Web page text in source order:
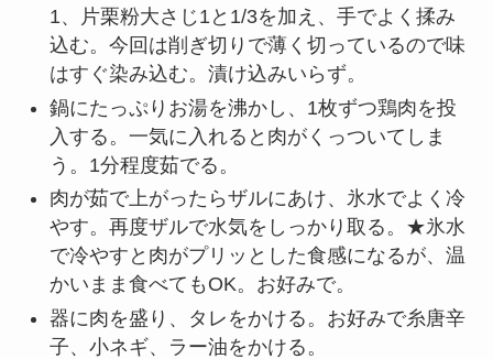
1、片栗粉大さじ1と1/3を加え、手でよく揉み
込む。今回は削ぎ切りで薄く切っているので味
はすぐ染み込む。漬け込みいらず。
鍋にたっぷりお湯を沸かし、1枚ずつ鶏肉を投
入する。一気に入れると肉がくっついてしま
う。1分程度茹でる。
肉が茹で上がったらザルにあけ、氷水でよく冷
やす。再度ザルで水気をしっかり取る。★氷水
で冷やすと肉がプリッとした食感になるが、温
かいまま食べてもOK。お好みで。
器に肉を盛り、タレをかける。お好みで糸唐辛
子、小ネギ、ラー油をかける。